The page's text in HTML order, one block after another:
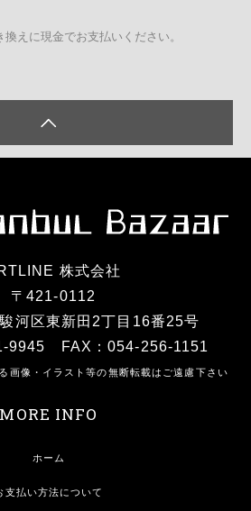
えに現金でお支払いください。
株式会社
〒421-0112
河区東新田2丁目16番25号
9945 FAX：054-256-1151
画像・イラスト等の無断転載はご遠慮下さい
MORE INFO
ホーム
支払い方法について